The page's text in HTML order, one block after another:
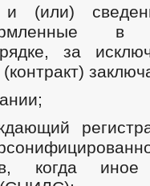
(или)
в
за
когда иное